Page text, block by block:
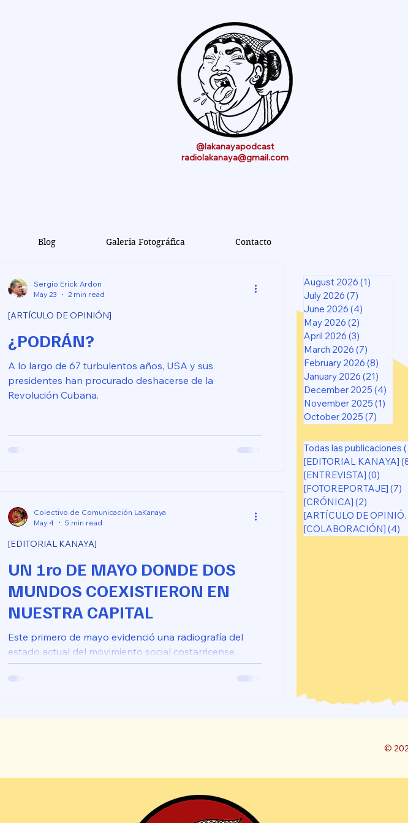
@lakanayapodcast
radiolakanaya@gmail.com
Blog Galeria Fotográfica Contacto
¿PODRÁN?
A lo largo de 67 turbulentos años, USA y sus
presidentes han procurado deshacerse de la
Revolución Cubana.
[ARTÍCULO DE OPINIÓN]
Sergio Erick Ardon
May 23
2 min read
UN 1ro DE MAYO DONDE DOS
MUNDOS COEXISTIERON EN
NUESTRA CAPITAL
Este primero de mayo evidenció una radiografía del
estado actual del movimiento social costarricense.
[EDITORIAL KANAYA]
Colectivo de Comunicación LaKanaya
May 4
5 min read
August 2026 (1)
July 2026 (7)
June 2026 (4)
May 2026 (2)
April 2026 (3)
March 2026 (7)
February 2026 (8) 8
January 2026 (21)
December 2025 (4)
November 2025 (1)
October 2025 (7)
Todas las publicaciones (65)
[EDITORIAL KANAYA]
[ENTREVISTA] (0)
[FOTOREPORTAJE] (7)
[CRÓNICA] (2)
[COLABORACIÓN] (4)
©